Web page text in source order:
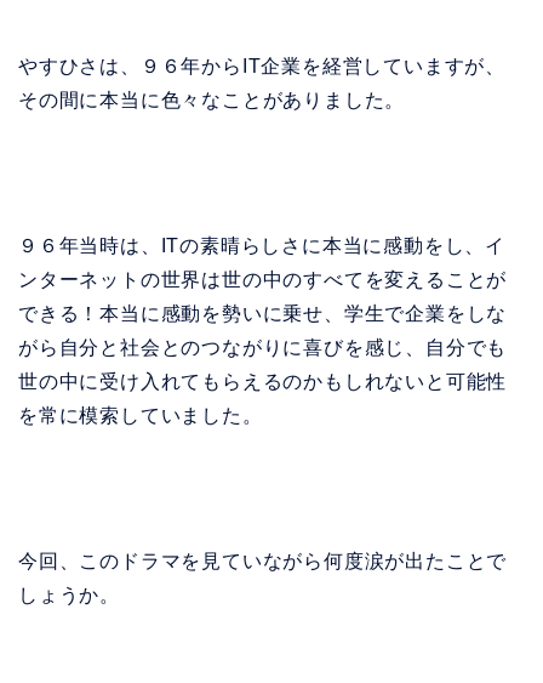
やすひさは、９６年からIT企業を経営していますが、
その間に本当に色々なことがありました。
９６年当時は、ITの素晴らしさに本当に感動をし、イ
ンターネットの世界は世の中のすべてを変えることが
できる！本当に感動を勢いに乗せ、学生で企業をしな
がら自分と社会とのつながりに喜びを感じ、自分でも
世の中に受け入れてもらえるのかもしれないと可能性
を常に模索していました。
今回、このドラマを見ていながら何度涙が出たことで
しょうか。